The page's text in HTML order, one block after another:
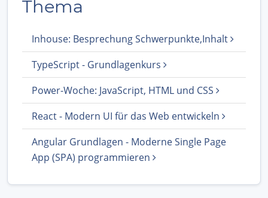
Thema
Inhouse: Besprechung Schwerpunkte,Inhalt
TypeScript - Grundlagenkurs
Power-Woche: JavaScript, HTML und CSS
React - Modern UI für das Web entwickeln
Angular Grundlagen - Moderne Single Page
App (SPA) programmieren